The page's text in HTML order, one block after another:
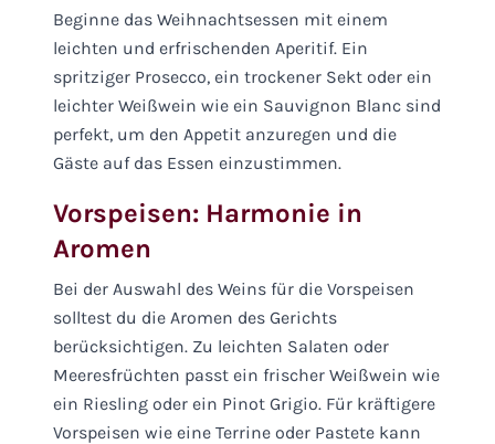
Beginne das Weihnachtsessen mit einem
leichten und erfrischenden Aperitif. Ein
spritziger Prosecco, ein trockener Sekt oder ein
leichter Weißwein wie ein Sauvignon Blanc sind
perfekt, um den Appetit anzuregen und die
Gäste auf das Essen einzustimmen.
Vorspeisen: Harmonie in
Aromen
Bei der Auswahl des Weins für die Vorspeisen
solltest du die Aromen des Gerichts
berücksichtigen. Zu leichten Salaten oder
Meeresfrüchten passt ein frischer Weißwein wie
ein Riesling oder ein Pinot Grigio. Für kräftigere
Vorspeisen wie eine Terrine oder Pastete kann